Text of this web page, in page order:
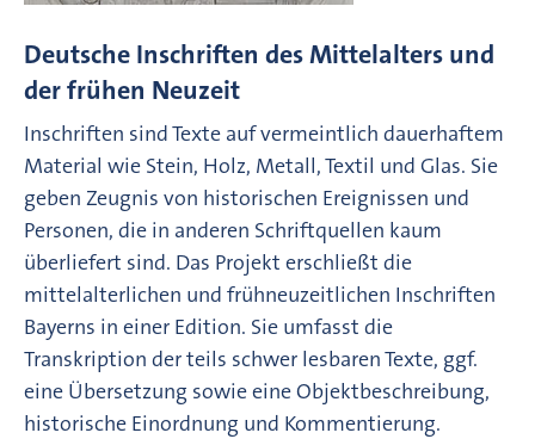
Deutsche Inschriften des Mittelalters und
der frühen Neuzeit
Inschriften sind Texte auf vermeintlich dauerhaftem
Material wie Stein, Holz, Metall, Textil und Glas. Sie
geben Zeugnis von historischen Ereignissen und
Personen, die in anderen Schriftquellen kaum
überliefert sind. Das Projekt erschließt die
mittelalterlichen und frühneuzeitlichen Inschriften
Bayerns in einer Edition. Sie umfasst die
Transkription der teils schwer lesbaren Texte, ggf.
eine Übersetzung sowie eine Objektbeschreibung,
historische Einordnung und Kommentierung.